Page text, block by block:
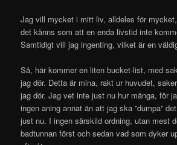
Jag vill mycket i mitt liv, alldeles för
det känns som att en enda livstid inte
Samtidigt vill jag ingenting, vilket är en
Så, här kommer en liten bucket-list, med
jag dör. Detta är mina, rakt ur huvudet,
jag dör. Jag vet inte just nu hur många, för
ingen aning annat än att jag ska ”dumpa”
just nu. I ingen särskild ordning, utan mest
badtunnan först och sedan vad som dyker